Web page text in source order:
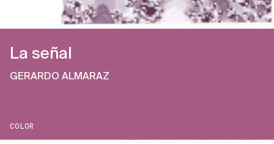
La señal
GERARDO ALMARAZ
COLOR